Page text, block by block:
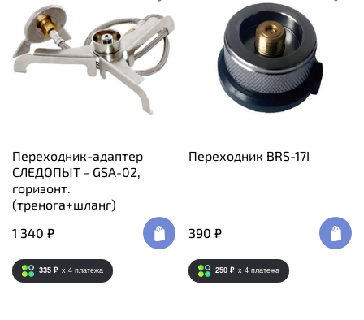
Переходник-адаптер
СЛЕДОПЫТ - GSA-02,
горизонт.
(тренога+шланг)
1 340 ₽
335 ₽ x 4 платежа
Переходник BRS-17I
390 ₽
250 ₽ x 4 платежа